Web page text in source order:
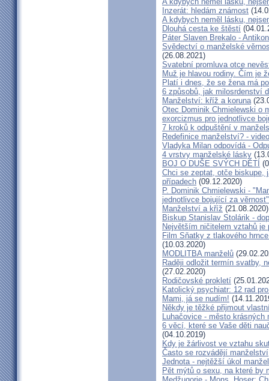
Inzerát: hledám známost
A kdybych neměl lásku,
Dlouhá cesta ke štěstí
Páter Slaven Brekalo -
Svědectví o manželské
(26.08.2021)
Svatební promluva otce
Muž je hlavou rodiny. Čím je
Platí i dnes, že se žena má
6 způsobů, jak milosrdenství
Manželství: kříž a koruna
Otec Dominik Chmielewski o
exorcizmus pro jednotlivce
7 kroků k odpuštění v
Redefinice manželství? - video
Vladyka Milan odpovídá -
4 vrstvy manželské lásky
BOJ O DUŠE SVÝCH DĚTÍ
Chci se zeptat, otče biskupe,
případech (09.12.2020)
P. Dominik Chmielewski -
jednotlivce bojující za věrnost"
Manželství a kříž (21.08.2020)
Biskup Stanislav Stolárik -
Největším ničitelem vztahů je
Film Sňatky z tlakového
(10.03.2020)
MODLITBA manželů
Raději odložit termín svatby,
(27.02.2020)
Rodičovské prokletí
Katolický psychiatr: 12 rad
Mami, já se nudím!
Někdy je těžké přijmout
Luhačovice - město krásných
6 věcí, které se Vaše děti
(04.10.2019)
Kdy je žárlivost ve vztahu
Často se rozvádějí
Jednota - nejtěžší úkol
Pět mýtů o sexu, na které by